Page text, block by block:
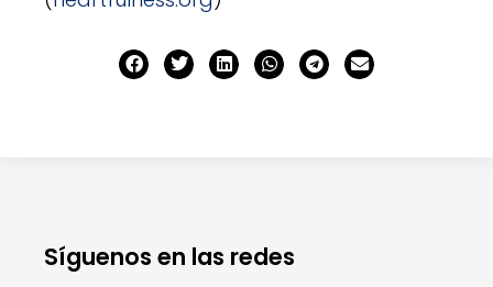
Síguenos en las redes